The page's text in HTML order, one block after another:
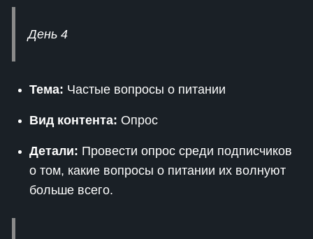
День 4
Тема: Частые вопросы о питании
Вид контента: Опрос
Детали: Провести опрос среди подписчиков
о том, какие вопросы о питании их волнуют
больше всего.